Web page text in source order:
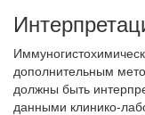
дополнительным
должны быть
данными клинико-